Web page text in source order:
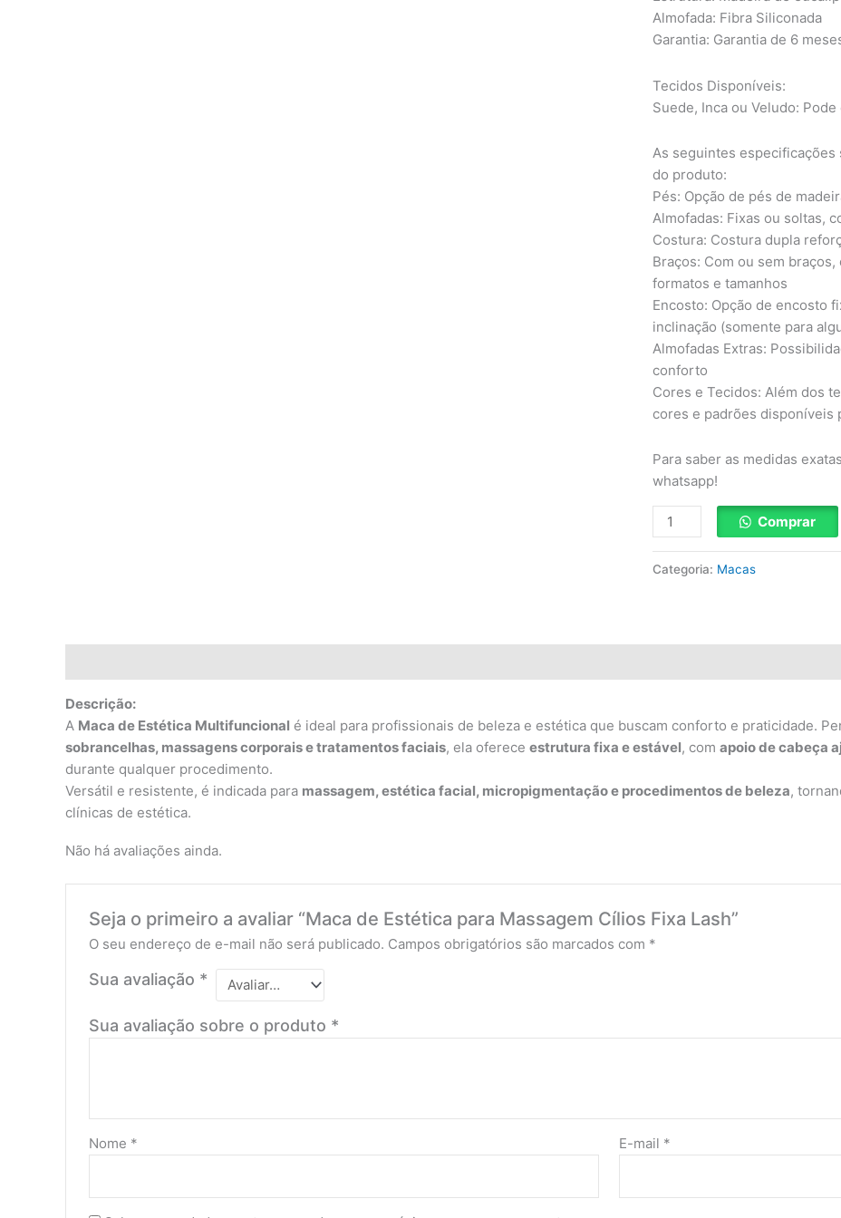
Almofada: Fibra Siliconada
Garantia: Garantia de 6
Tecidos Disponíveis:
Suede, Inca ou Veludo:
As seguintes
do produto:
Pés: Opção de pés de
Almofadas: Fixas ou soltas,
Costura: Costura dupla
Braços: Com ou sem
formatos e tamanhos
Encosto: Opção de encosto
inclinação (somente para
Almofadas Extras:
conforto
Cores e Tecidos: Além dos
cores e padrões disponíveis
Para saber as medidas
whatsapp!
Comprar
Categoria: Macas
Descrição:
A Maca de Estética Multifuncional é ideal para profissionais de beleza e estética que buscam conforto e praticidade.
sobrancelhas, massagens corporais e tratamentos faciais, ela oferece estrutura fixa e estável, com apoio de cabeça
durante qualquer procedimento.
Versátil e resistente, é indicada para massagem, estética facial, micropigmentação e procedimentos de beleza,
clínicas de estética.
Não há avaliações ainda.
Seja o primeiro a avaliar “Maca de Estética para Massagem Cílios Fixa Lash”
O seu endereço de e-mail não será publicado. Campos obrigatórios são marcados com *
Sua avaliação *
Sua avaliação sobre o produto *
Nome * E-mail *